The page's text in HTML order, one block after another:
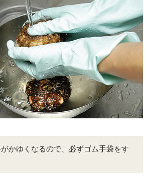
かゆくなるので、必ずゴム手袋をす